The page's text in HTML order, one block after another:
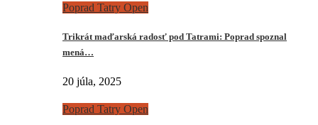
Poprad Tatry Open
Trikrát maďarská radosť pod Tatrami: Poprad spoznal
mená…
20 júla, 2025
Poprad Tatry Open